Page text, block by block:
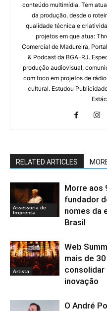
conteúdo multimídia. Tem
da produção, desde o
qualidade técnica e
projetos em que atua:
Comercial de Madureira,
& Podcast da BGA-RJ.
produção audiovisual,
com foco em projetos de
cultural. Estudou
RELATED ARTICLES
Assessoria de
Imprensa
Morre aos
fundador
nomes da
Brasil
Artista
Web
mais de
consolidar
inovação
O André